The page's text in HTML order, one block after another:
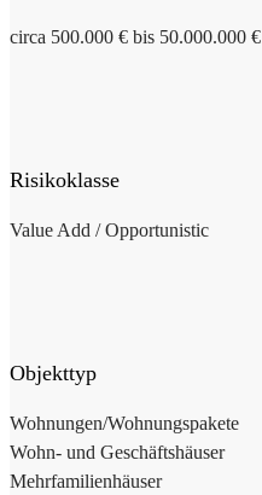
circa 500.000 € bis 50.000.000 €
Risikoklasse
Value Add / Opportunistic
Objekttyp
Wohnungen/Wohnungspakete
Wohn- und Geschäftshäuser
Mehrfamilienhäuser